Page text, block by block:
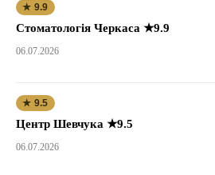
★ 9.9
Стоматологія Черкаса ★9.9
06.07.2026
★ 9.5
Центр Шевчука ★9.5
06.07.2026